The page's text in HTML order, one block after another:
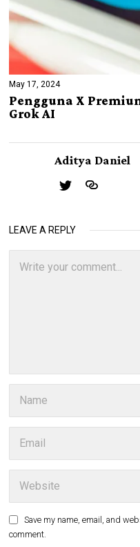
May 17, 2024
Pengguna X
Grok AI
Aditya Daniel
LEAVE A REPLY
Save my name, email, and
comment.